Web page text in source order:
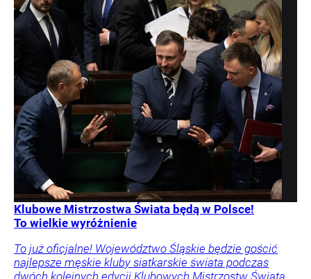
Klubowe Mistrzostwa Świata będą w Polsce!
To wielkie wyróżnienie
To już oficjalne! Województwo Śląskie będzie gościć
najlepsze męskie kluby siatkarskie świata podczas